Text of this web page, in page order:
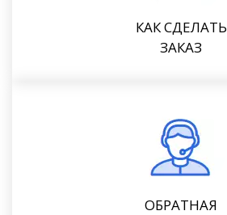
КАК СДЕЛАТЬ
ЗАКАЗ
ОБРАТНАЯ